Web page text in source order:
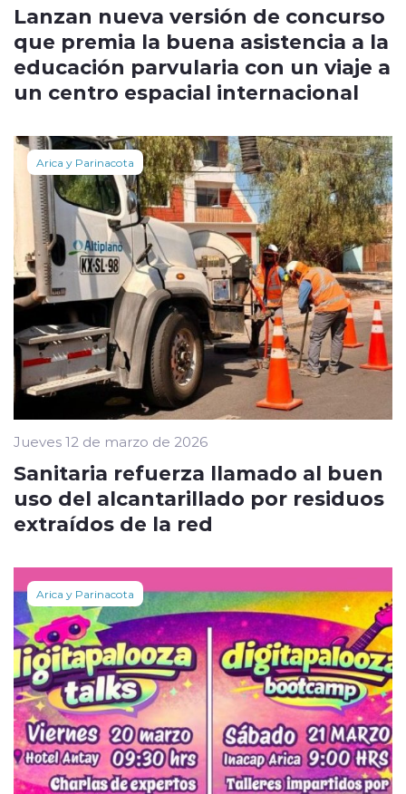
Lanzan nueva versión de concurso
que premia la buena asistencia a la
educación parvularia con un viaje a
un centro espacial internacional
Arica y Parinacota
Jueves 12 de marzo de 2026
Sanitaria refuerza llamado al buen
uso del alcantarillado por residuos
extraídos de la red
Arica y Parinacota